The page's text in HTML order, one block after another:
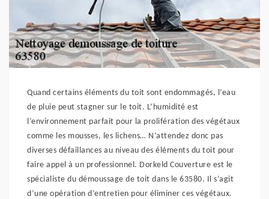
Quand certains éléments du toit sont endommagés, l’eau
de pluie peut stagner sur le toit. L’humidité est
l’environnement parfait pour la prolifération des végétaux
comme les mousses, les lichens… N’attendez donc pas
diverses défaillances au niveau des éléments du toit pour
faire appel à un professionnel. Dorkeld Couverture est le
spécialiste du démoussage de toit dans le 63580. Il s’agit
d’une opération d’entretien pour éliminer ces végétaux.